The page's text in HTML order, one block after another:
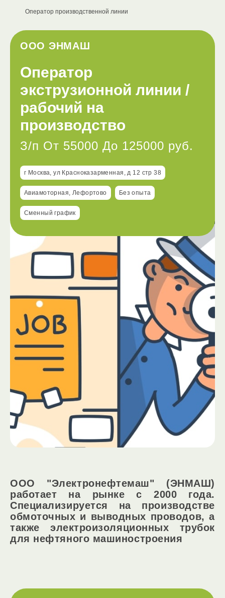
ООО ЭНМАШ
Оператор производственной линии
Оператор
экструзионной линии /
рабочий на
производство
З/п От 55000 До 125000 руб.
г Москва, ул Красноказарменная, д 12 стр 38
Авиамоторная, Лефортово Без опыта
Сменный график
ООО "Электронефтемаш" (ЭНМАШ)
работает на рынке с 2000 года.
Специализируется на производстве
обмоточных и выводных проводов, а
также электроизоляционных трубок
для нефтяного машиностроения